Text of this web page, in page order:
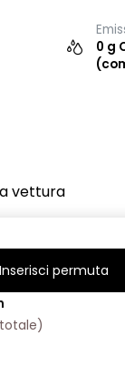
0 g
vettura
Inserisci permuta
totale)